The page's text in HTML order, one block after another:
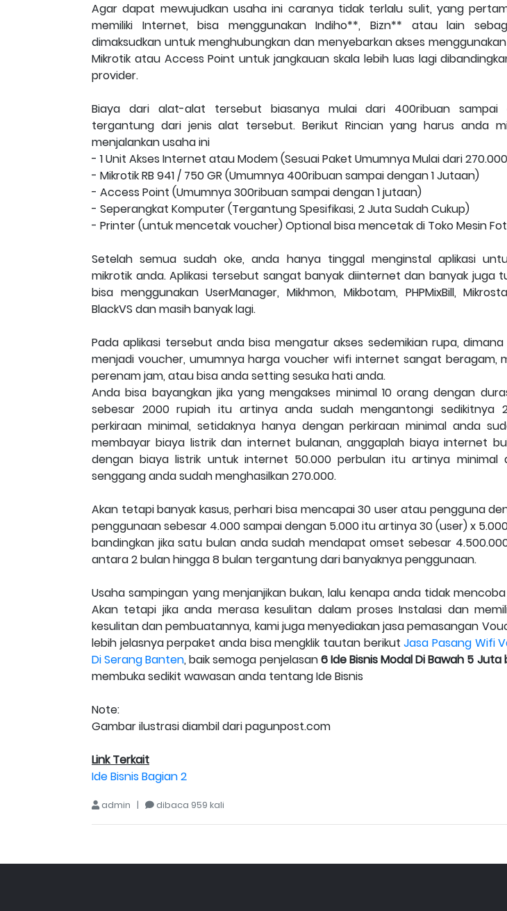
Agar dapat mewujudkan usaha ini caranya tidak terlalu sulit, yang
memiliki Internet, bisa menggunakan Indiho**, Bizn** atau lain
dimaksudkan untuk menghubungkan dan menyebarkan akses
Mikrotik atau Access Point untuk jangkauan skala lebih luas lagi
provider.
Biaya dari alat-alat tersebut biasanya mulai dari 400ribuan sampai
tergantung dari jenis alat tersebut. Berikut Rincian yang harus anda
menjalankan usaha ini
- 1 Unit Akses Internet atau Modem (Sesuai Paket Umumnya Mulai dari
- Mikrotik RB 941 / 750 GR (Umumnya 400ribuan sampai dengan 1 Jutaan)
- Access Point (Umumnya 300ribuan sampai dengan 1 jutaan)
- Seperangkat Komputer (Tergantung Spesifikasi, 2 Juta Sudah Cukup)
- Printer (untuk mencetak voucher) Optional bisa mencetak di Toko Mesin
Setelah semua sudah oke, anda hanya tinggal menginstal aplikasi
mikrotik anda. Aplikasi tersebut sangat banyak diinternet dan banyak juga
bisa menggunakan UserManager, Mikhmon, Mikbotam, PHPMixBill,
BlackVS dan masih banyak lagi.
Pada aplikasi tersebut anda bisa mengatur akses sedemikian rupa,
menjadi voucher, umumnya harga voucher wifi internet sangat beragam,
perenam jam, atau bisa anda setting sesuka hati anda.
Anda bisa bayangkan jika yang mengakses minimal 10 orang dengan
sebesar 2000 rupiah itu artinya anda sudah mengantongi sedikitnya
perkiraan minimal, setidaknya hanya dengan perkiraan minimal anda
membayar biaya listrik dan internet bulanan, anggaplah biaya internet
dengan biaya listrik untuk internet 50.000 perbulan itu artinya minimal
senggang anda sudah menghasilkan 270.000.
Akan tetapi banyak kasus, perhari bisa mencapai 30 user atau pengguna
penggunaan sebesar 4.000 sampai dengan 5.000 itu artinya 30 (user) x
bandingkan jika satu bulan anda sudah mendapat omset sebesar 4.500.000
antara 2 bulan hingga 8 bulan tergantung dari banyaknya penggunaan.
Usaha sampingan yang menjanjikan bukan, lalu kenapa anda tidak
Akan tetapi jika anda merasa kesulitan dalam proses Instalasi dan
kesulitan dan pembuatannya, kami juga menyediakan jasa pemasangan
lebih jelasnya perpaket anda bisa mengklik tautan berikutJasa Pasang Wifi
Di Serang Banten, baik semoga penjelasan6 Ide Bisnis Modal Di Bawah 5 Juta
membuka sedikit wawasan anda tentang Ide Bisnis
Note:
Gambar ilustrasi diambil dari pagunpost.com
Link Terkait
Ide Bisnis Bagian 2
admin | dibaca 959 kali